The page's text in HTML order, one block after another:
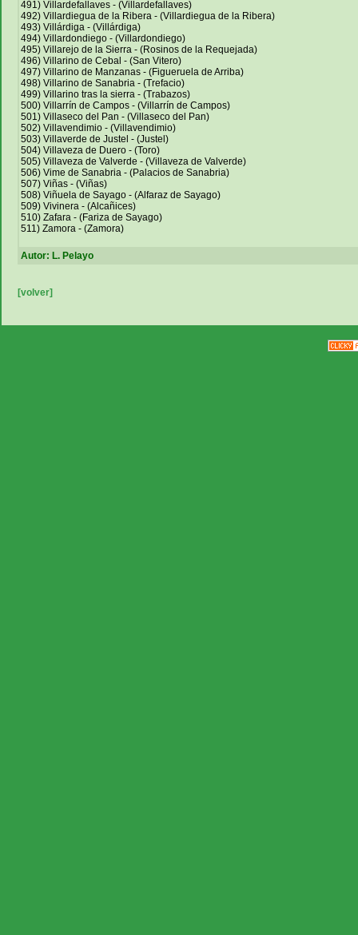
491) Villardefallaves - (Villardefallaves)
492) Villardiegua de la Ribera - (Villardiegua de la Ribera)
493) Villárdiga - (Villárdiga)
494) Villardondiego - (Villardondiego)
495) Villarejo de la Sierra - (Rosinos de la Requejada)
496) Villarino de Cebal - (San Vitero)
497) Villarino de Manzanas - (Figueruela de Arriba)
498) Villarino de Sanabria - (Trefacio)
499) Villarino tras la sierra - (Trabazos)
500) Villarrín de Campos - (Villarrín de Campos)
501) Villaseco del Pan - (Villaseco del Pan)
502) Villavendimio - (Villavendimio)
503) Villaverde de Justel - (Justel)
504) Villaveza de Duero - (Toro)
505) Villaveza de Valverde - (Villaveza de Valverde)
506) Vime de Sanabria - (Palacios de Sanabria)
507) Viñas - (Viñas)
508) Viñuela de Sayago - (Alfaraz de Sayago)
509) Vivinera - (Alcañices)
510) Zafara - (Fariza de Sayago)
511) Zamora - (Zamora)
Autor: L. Pelayo
[volver]